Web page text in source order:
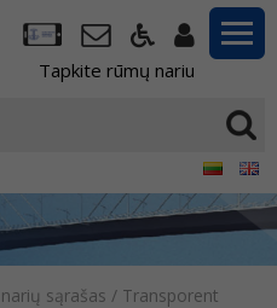
Tapkite rūmų nariu
sąrašas / Transporent